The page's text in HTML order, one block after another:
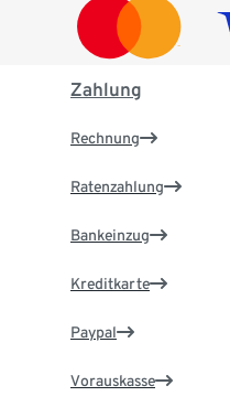
Zahlung
Rechnung
Ratenzahlung
Bankeinzug
Kreditkarte
Paypal
Vorauskasse